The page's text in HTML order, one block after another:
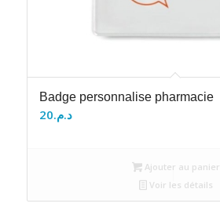
Badge personnalise pharmacie
د.م.20
Ajouter au panier
Voir les détails